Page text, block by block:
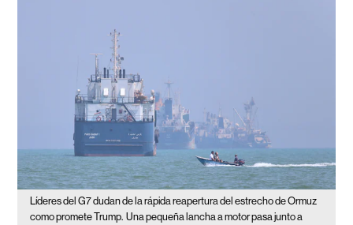
Líderes del G7 dudan de la rápida reapertura del estrecho de Ormuz
como promete Trump. Una pequeña lancha a motor pasa junto a